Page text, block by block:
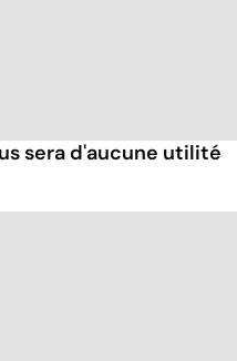
sera d'aucune utilité